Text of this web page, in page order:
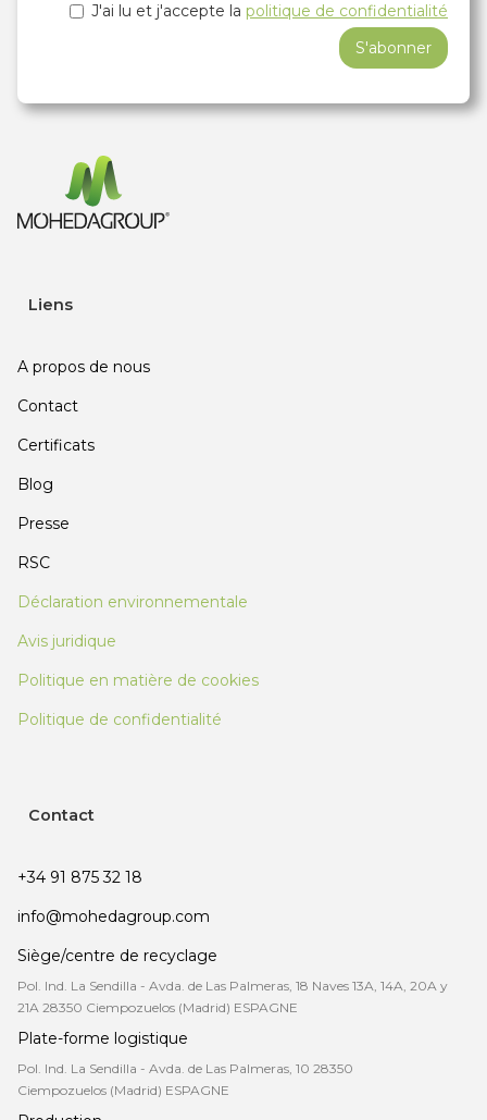
J'ai lu et j'accepte la politique de confidentialité
Liens
A propos de nous
Contact
Certificats
Blog
Presse
RSC
Déclaration environnementale
Avis juridique
Politique en matière de cookies
Politique de confidentialité
Contact
+34 91 875 32 18
info@mohedagroup.com
Siège/centre de recyclage
Pol. Ind. La Sendilla - Avda. de Las Palmeras, 18 Naves 13A, 14A, 20A y
21A 28350 Ciempozuelos (Madrid) ESPAGNE
Plate-forme logistique
Pol. Ind. La Sendilla - Avda. de Las Palmeras, 10 28350
Ciempozuelos (Madrid) ESPAGNE